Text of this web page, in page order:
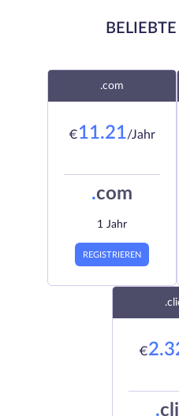
.com
€11.21/Jahr
.com
1 Jahr
REGISTRIEREN
€
.